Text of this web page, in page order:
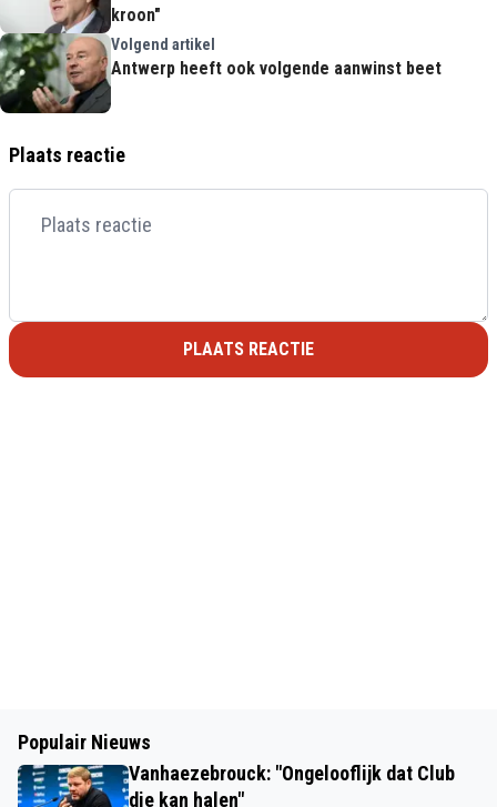
kroon"
Volgend artikel
Antwerp heeft ook volgende aanwinst beet
Plaats reactie
PLAATS REACTIE
Populair Nieuws
Vanhaezebrouck: "Ongelooflijk dat Club
die kan halen"